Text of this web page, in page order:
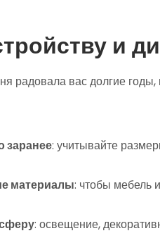
и
радовала вас долгие
заранее: учитывайте
материалы: чтобы мебель
: освещение,